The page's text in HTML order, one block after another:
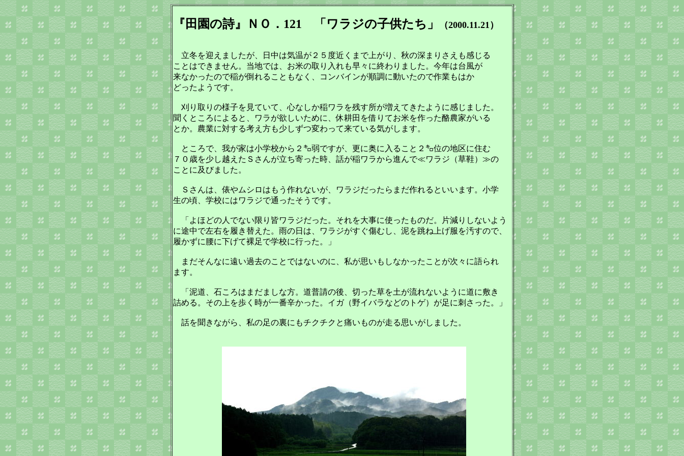
『田園の詩』ＮＯ．121 「ワラジの子供たち」 （2000.11.21）
立冬を迎えましたが、日中は気温が２５度近くまで上がり、秋の深まりさえも感じる
ことはできません。当地では、お米の取り入れも早々に終わりました。今年は台風が
来なかったので稲が倒れることもなく、コンバインが順調に動いたので作業もはか
どったようです。
刈り取りの様子を見ていて、心なしか稲ワラを残す所が増えてきたように感じました。
聞くところによると、ワラが欲しいために、休耕田を借りてお米を作った酪農家がいる
とか。農業に対する考え方も少しずつ変わって来ている気がします。
ところで、我が家は小学校から２㌔弱ですが、更に奥に入ること２㌔位の地区に住む
７０歳を少し越えたＳさんが立ち寄った時、話が稲ワラから進んで≪ワラジ（草鞋）≫の
ことに及びました。
Ｓさんは、俵やムシロはもう作れないが、ワラジだったらまだ作れるといいます。小学
生の頃、学校にはワラジで通ったそうです。
「よほどの人でない限り皆ワラジだった。それを大事に使ったものだ。片減りしないよう
に途中で左右を履き替えた。雨の日は、ワラジがすぐ傷むし、泥を跳ね上げ服を汚すので、
履かずに腰に下げて裸足で学校に行った。」
まだそんなに遠い過去のことではないのに、私が思いもしなかったことが次々に語られ
ます。
「泥道、石ころはまだましな方。道普請の後、切った草を土が流れないように道に敷き
詰める。その上を歩く時が一番辛かった。イガ（野イバラなどのトゲ）が足に刺さった。」
話を聞きながら、私の足の裏にもチクチクと痛いものが走る思いがしました。